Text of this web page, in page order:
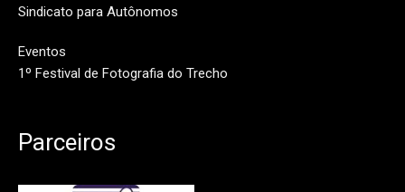
Sindicato para Autônomos
Eventos
1º Festival de Fotografia do Trecho
Parceiros